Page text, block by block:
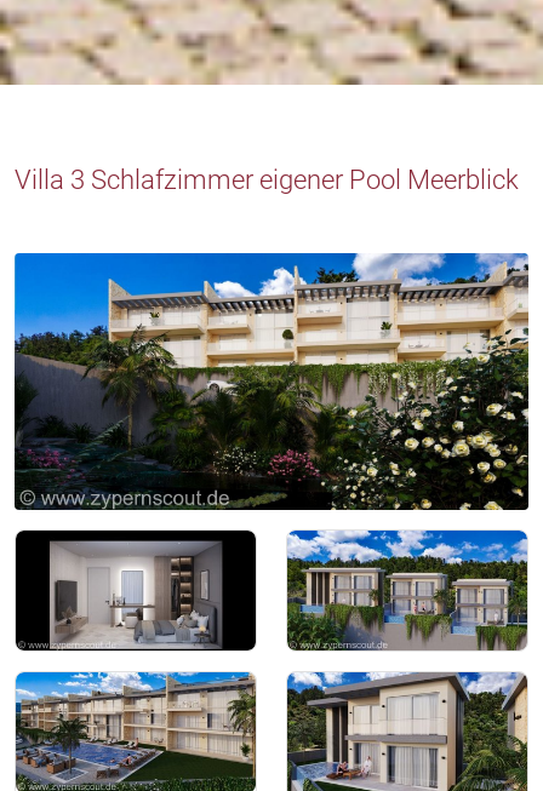
Villa 3 Schlafzimmer eigener Pool Meerblick